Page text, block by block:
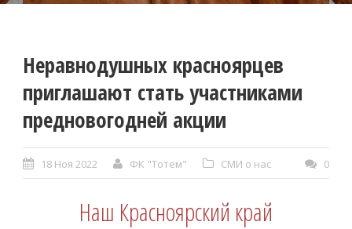
Неравнодушных красноярцев
приглашают стать участниками
предновогодней акции
18 Ноя 2022 ФК "Тотем" СМИ о нас 0
Наш Красноярский край